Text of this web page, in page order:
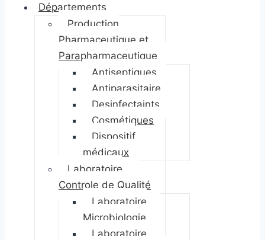
Départements
Production
Pharmaceutique et
Parapharmaceutique
Antiseptiques
Antiparasitaire
Desinfectaints
Cosmétiques
Dispositif
médicaux
Laboratoire
Controle de Qualité
Laboratoire
Microbiologie
Laboratoire